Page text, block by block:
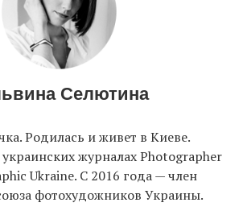
Селютина
Родилась и живет в Киеве.
журналах Photographer
Ukraine. С 2016 года — член
фотохудожников Украины.